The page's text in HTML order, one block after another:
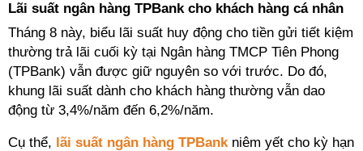
Lãi suất ngân hàng TPBank cho khách hàng cá nhân
Tháng 8 này, biểu lãi suất huy động cho tiền gửi tiết kiệm
thường trả lãi cuối kỳ tại Ngân hàng TMCP Tiên Phong
(TPBank) vẫn được giữ nguyên so với trước. Do đó,
khung lãi suất dành cho khách hàng thường vẫn dao
động từ 3,4%/năm đến 6,2%/năm.
Cụ thể, lãi suất ngân hàng TPBankniêm yết cho kỳ hạn